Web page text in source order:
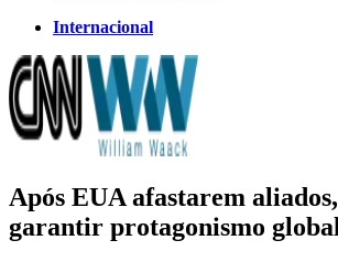
Internacional
Após EUA afastarem
garantir protagonismo global